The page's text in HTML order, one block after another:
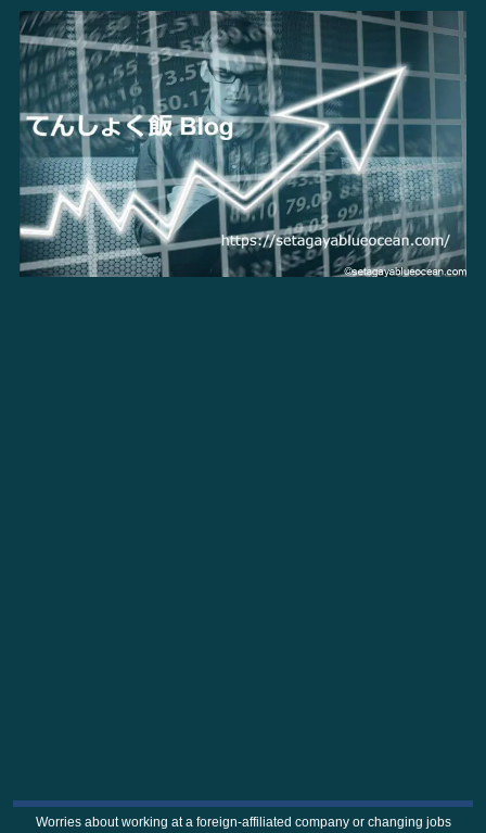
Worries about working at a foreign-affiliated company or changing jobs